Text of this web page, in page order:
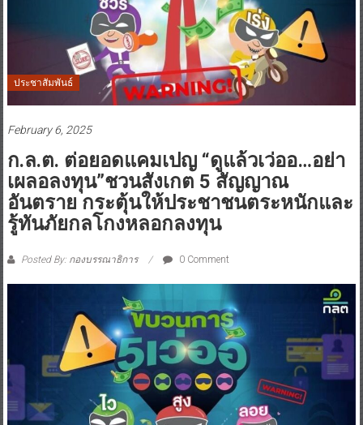
ประชาสัมพันธ์
February 6, 2025
ก.ล.ต. ต่อยอดแคมเปญ “ดูแล้วเว่ออ…อย่า
เผลอลงทุน”ชวนสังเกต 5 สัญญาณ
อันตราย กระตุ้นให้ประชาชนตระหนักและ
รู้ทันภัยกลโกงหลอกลงทุน
Posted By: กองบรรณาธิการ 0 Comment